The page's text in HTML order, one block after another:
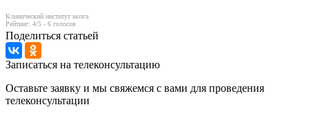
Клинический институт мозга
Рейтинг: 4/5 - 6 голосов
Поделиться статьей
Записаться на телеконсультацию
Оставьте заявку и мы свяжемся с вами для проведения
телеконсультации